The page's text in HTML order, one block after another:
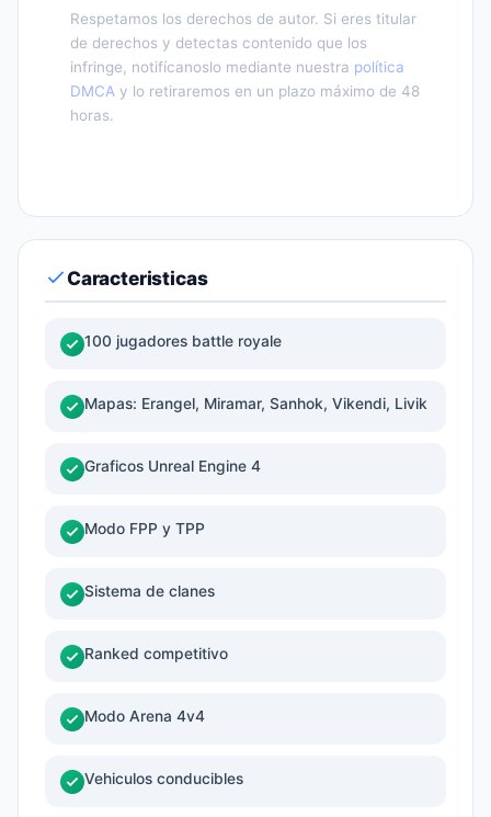
Respetamos los derechos de autor. Si eres titular
de derechos y detectas contenido que los
infringe, notifícanoslo mediante nuestra política
DMCA y lo retiraremos en un plazo máximo de 48
horas.
Caracteristicas
100 jugadores battle royale
Mapas: Erangel, Miramar, Sanhok, Vikendi, Livik
Graficos Unreal Engine 4
Modo FPP y TPP
Sistema de clanes
Ranked competitivo
Modo Arena 4v4
Vehiculos conducibles